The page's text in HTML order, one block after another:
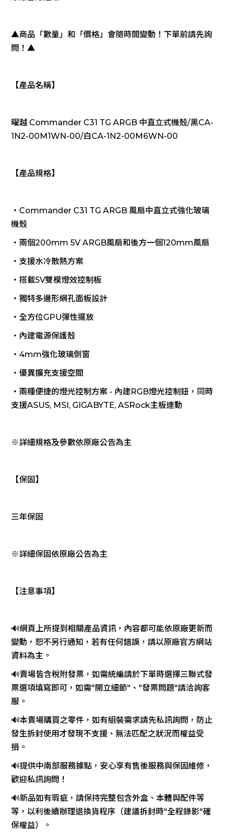
▲商品「數量」和「價格」會隨時間變動！下單前請先詢
問！▲
【產品名稱】
曜越 Commander C31 TG ARGB 中直立式機殼/黑CA-
1N2-00M1WN-00/白CA-1N2-00M6WN-00
【產品規格】
‧Commander C31 TG ARGB 風扇中直立式強化玻璃
機殼
‧兩個200mm 5V ARGB風扇和後方一個120mm風扇
‧支援水冷散熱方案
‧搭載5V雙模燈效控制板
‧獨特多邊形網孔面板設計
‧全方位GPU彈性擺放
‧內建電源保護殼
‧4mm強化玻璃側窗
‧優異擴充支援空間
‧兩種便捷的燈光控制方案 - 內建RGB燈光控制鈕，同時
支援ASUS, MSI, GIGABYTE, ASRock主板連動
※詳細規格及參數依原廠公告為主
【保固】
三年保固
※詳細保固依原廠公告為主
【注意事項】
🔊網頁上所提到相關產品資訊，內容都可能依原廠更新而
變動，恕不另行通知，若有任何錯誤，請以原廠官方網站
資料為主。
🔊賣場皆含稅附發票，如需統編請於下單時選擇三聯式發
票選項填寫即可，如需"開立細節"、"發票問題"請洽詢客
服。
🔊本賣場購買之零件，如有組裝需求請先私訊詢問，防止
發生拆封使用才發現不支援、無法匹配之狀況而權益受
損。
🔊提供中南部服務據點，安心享有售後服務與保固維修，
歡迎私訊詢問！
🔊新品如有瑕疵，請保持完整包含外盒、本體與配件等
等，以利後續辦理退換貨程序（建議拆封時"全程錄影"確
保權益）。